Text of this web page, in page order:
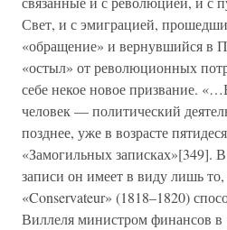
Свет, и с эмиграцией,
«обращение» и вернувшийся в
«остыл» от революционных
себе некое новое призвание.
человек — политический
позднее, уже в возрасте
«Замогильных записках»[349].
записи он имеет в виду лишь то,
«Conservateur» (1818–1820)
Виллеля министром финансов в